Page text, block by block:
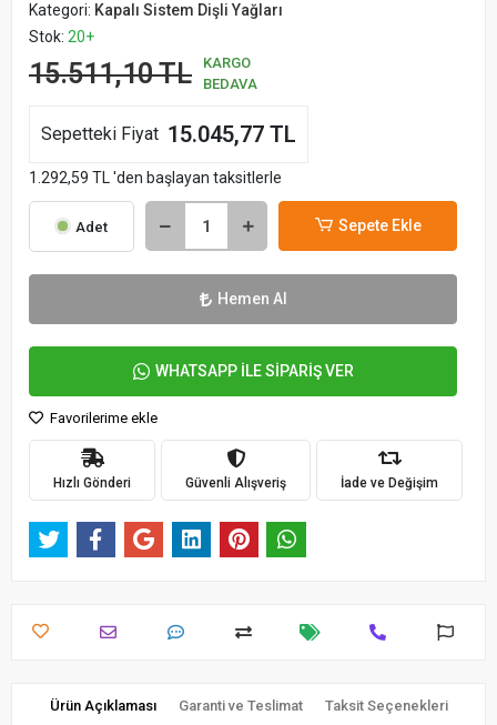
Kategori: Kapalı Sistem Dişli Yağları
Stok: 20+
15.511,10 TL
KARGO
BEDAVA
Sepetteki Fiyat 15.045,77 TL
1.292,59 TL 'den başlayan taksitlerle
Adet Sepete Ekle
Hemen Al
WHATSAPP İLE SİPARİŞ VER
Favorilerime ekle
Hızlı Gönderi Güvenli Alışveriş İade ve Değişim
Ürün Açıklaması Garanti ve Teslimat Taksit Seçenekleri